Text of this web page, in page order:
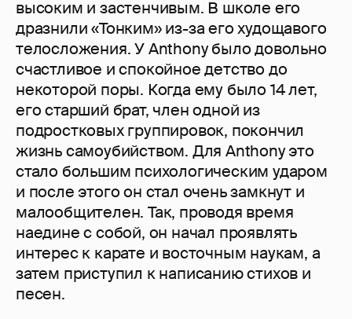
высоким и застенчивым. В школе его
дразнили «Тонким» из-за его худощавого
телосложения. У Anthony было довольно
счастливое и спокойное детство до
некоторой поры. Когда ему было 14 лет,
его старший брат, член одной из
подростковых группировок, покончил
жизнь самоубийством. Для Anthony это
стало большим психологическим ударом
и после этого он стал очень замкнут и
малообщителен. Так, проводя время
наедине с собой, он начал проявлять
интерес к карате и восточным наукам, а
затем приступил к написанию стихов и
песен.